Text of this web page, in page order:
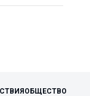
ОБЩЕСТВО